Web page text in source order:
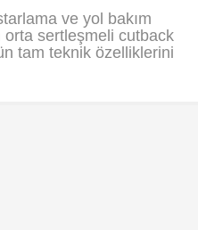
ve yol bakım
orta sertleşmeli cutback
tam teknik özelliklerini